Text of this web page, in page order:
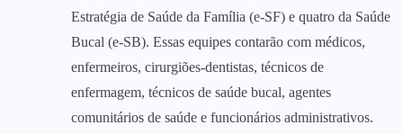
Estratégia de Saúde da Família (e-SF) e quatro da Saúde
Bucal (e-SB). Essas equipes contarão com médicos,
enfermeiros, cirurgiões-dentistas, técnicos de
enfermagem, técnicos de saúde bucal, agentes
comunitários de saúde e funcionários administrativos.